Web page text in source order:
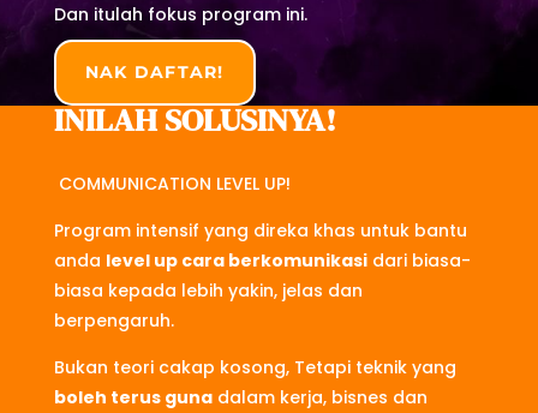
Dan itulah fokus program ini.
NAK DAFTAR!
INILAH SOLUSINYA!
COMMUNICATION LEVEL UP!
Program intensif yang direka khas untuk bantu
anda level up cara berkomunikasidari biasa-
biasa kepada lebih yakin, jelas dan
berpengaruh.
Bukan teori cakap kosong, Tetapi teknik yang
boleh terus gunadalam kerja, bisnes dan